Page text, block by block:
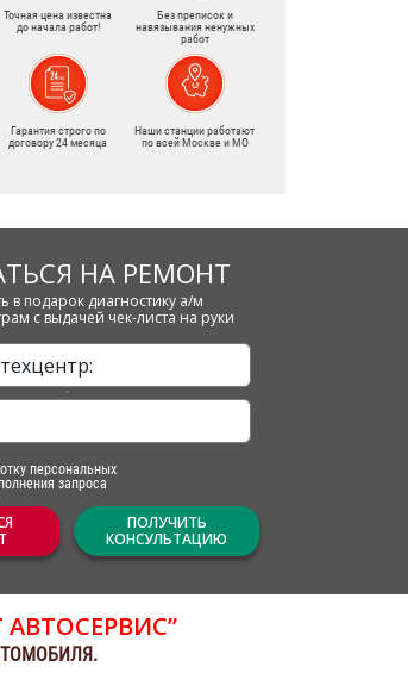
Точная цена известна
до начала работ!
Без преписок и
навязывания ненужных
работ
Гарантия строго по
договору 24 месяца
Наши станции работают
по всей Москве и МО
НА РЕМОНТ
в подарок диагностику а/м
с выдачей чек-листа на руки
персональных
запроса
ПОЛУЧИТЬ
КОНСУЛЬТАЦИЮ